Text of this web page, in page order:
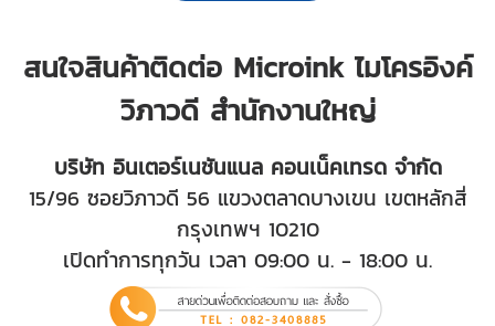
สนใจสินค้าติดต่อ Microink ไมโครอิงค์
วิภาวดี สำนักงานใหญ่
บริษัท อินเตอร์เนชันแนล คอนเน็คเทรด จำกัด
15/96 ซอยวิภาวดี 56 แขวงตลาดบางเขน เขตหลักสี่
กรุงเทพฯ 10210
เปิดทำการทุกวัน เวลา 09:00 น. - 18:00 น.